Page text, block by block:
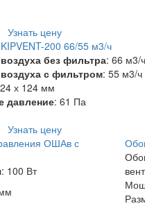
Узнать цену
200 66/55 м3/ч
без фильтра: 66 м3/ч
с фильтром: 55 м3/ч
х 124 мм
давление: 61 Па
Узнать цену
ОШАв с
: 100 Вт